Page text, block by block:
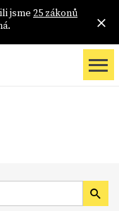
jsme 25 zákonů